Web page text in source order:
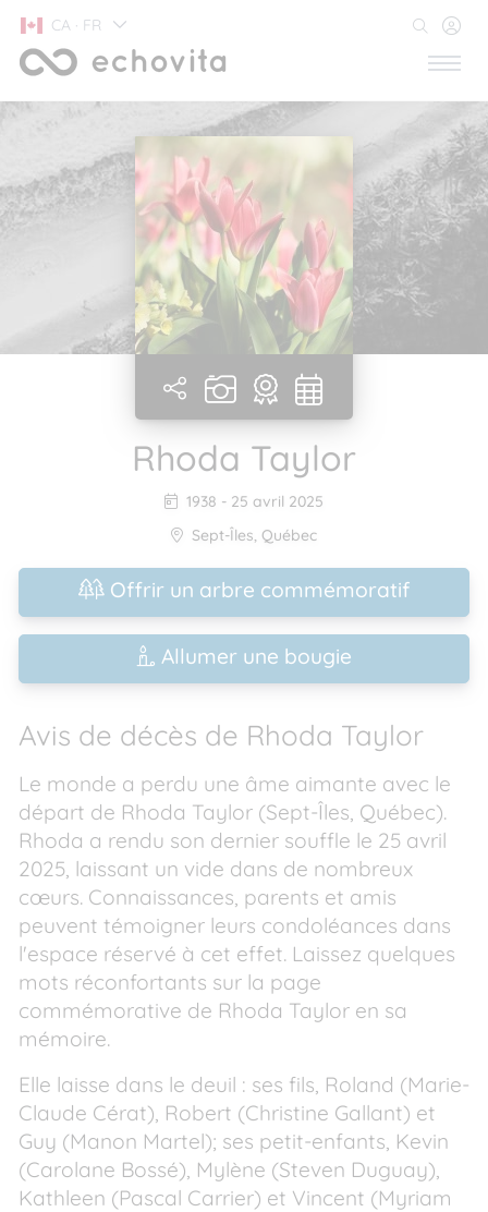
CA · FR
Rhoda Taylor
1938 - 25 avril 2025
Sept-Îles, Québec
Offrir un arbre commémoratif
Allumer une bougie
Avis de décès de Rhoda Taylor
Le monde a perdu une âme aimante avec le
départ de Rhoda Taylor (Sept-Îles, Québec).
Rhoda a rendu son dernier souffle le 25 avril
2025, laissant un vide dans de nombreux
cœurs. Connaissances, parents et amis
peuvent témoigner leurs condoléances dans
l'espace réservé à cet effet. Laissez quelques
mots réconfortants sur la page
commémorative de Rhoda Taylor en sa
mémoire.
Elle laisse dans le deuil : ses fils, Roland (Marie-
Claude Cérat), Robert (Christine Gallant) et
Guy (Manon Martel); ses petit-enfants, Kevin
(Carolane Bossé), Mylène (Steven Duguay),
Kathleen (Pascal Carrier) et Vincent (Myriam